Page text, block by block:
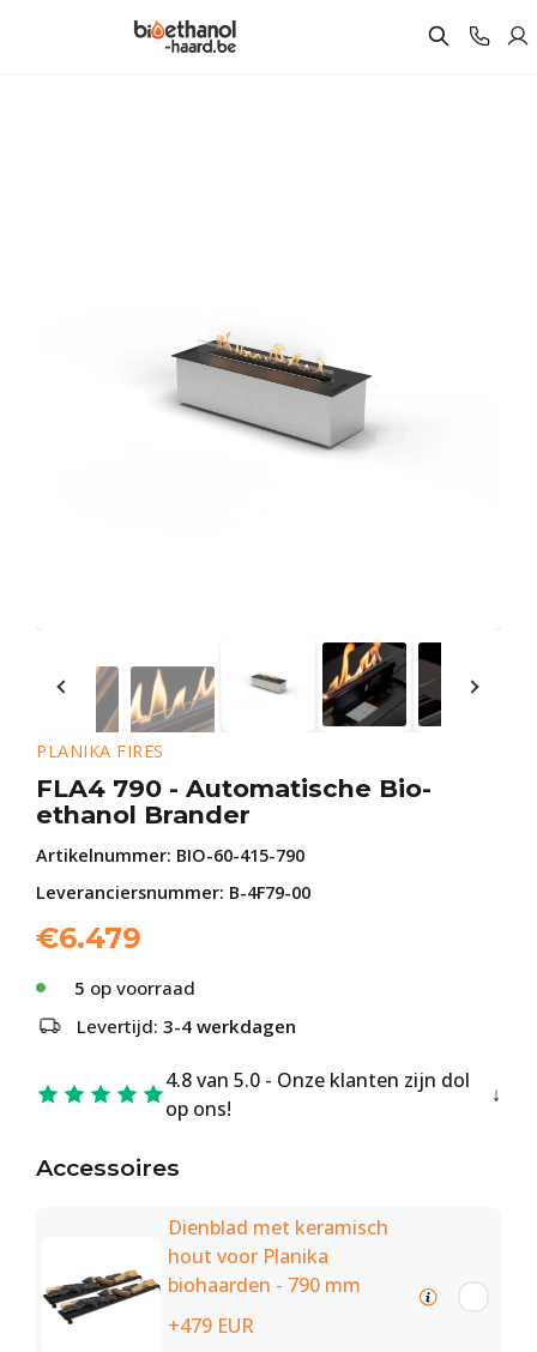
PLANIKA FIRES
FLA4 790 - Automatische Bio-
ethanol Brander
Artikelnummer: BIO-60-415-790
Leveranciersnummer: B-4F79-00
€6.479
5 op voorraad
Levertijd: 3-4 werkdagen
4.8 van 5.0 - Onze klanten zijn dol
op ons!
Accessoires
Dienblad met keramisch
hout voor Planika
biohaarden - 790 mm
+479 EUR